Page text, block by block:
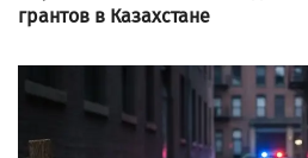
грантов в Казахстане